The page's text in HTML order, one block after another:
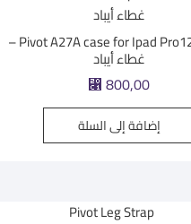
Pivot A27A case for Ipad Pro12.9 inch –
غطاء أيباد
⃁ 800,00
إضافة إلى السلة